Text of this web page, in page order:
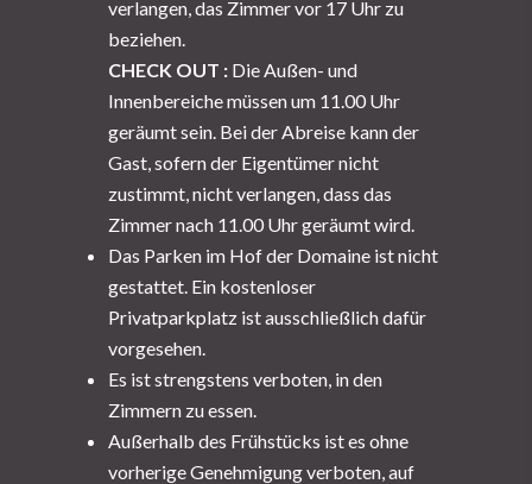
verlangen, das Zimmer vor 17 Uhr zu
beziehen.
CHECK OUT :Die Außen- und
Innenbereiche müssen um 11.00 Uhr
geräumt sein. Bei der Abreise kann der
Gast, sofern der Eigentümer nicht
zustimmt, nicht verlangen, dass das
Zimmer nach 11.00 Uhr geräumt wird.
Das Parken im Hof der Domaine ist nicht
gestattet. Ein kostenloser
Privatparkplatz ist ausschließlich dafür
vorgesehen.
Es ist strengstens verboten, in den
Zimmern zu essen.
Außerhalb des Frühstücks ist es ohne
vorherige Genehmigung verboten, auf